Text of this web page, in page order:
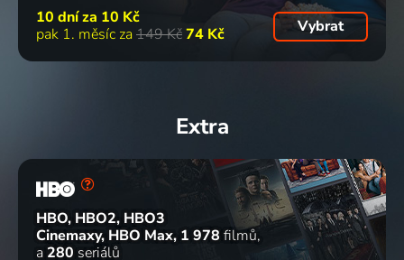
10 dní za 10 Kč
pak 1. měsíc za 149 Kč74 Kč Vybrat
Extra
HBO, HBO2, HBO3
Cinemaxy, HBO Max 1 978 filmů
a 280 seriálů